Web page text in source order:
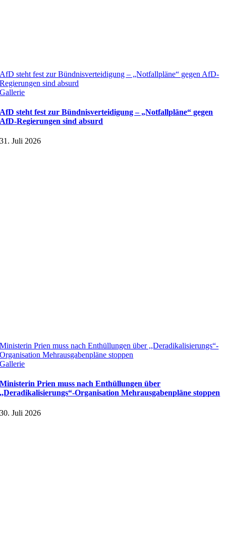
AfD steht fest zur Bündnisverteidigung – „Notfallpläne“ gegen AfD-
Regierungen sind absurd
Gallerie
AfD steht fest zur Bündnisverteidigung – „Notfallpläne“ gegen
AfD-Regierungen sind absurd
31. Juli 2026
Ministerin Prien muss nach Enthüllungen über ,,Deradikalisierungs“-
Organisation Mehrausgabenpläne stoppen
Gallerie
Ministerin Prien muss nach Enthüllungen über
,,Deradikalisierungs“-Organisation Mehrausgabenpläne stoppen
30. Juli 2026